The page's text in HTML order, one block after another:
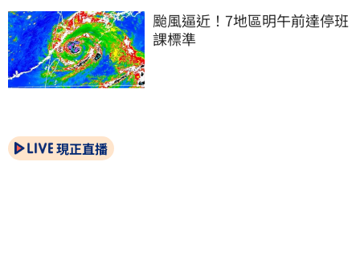
颱風逼近！7地區明午前達停班
課標準
現正直播